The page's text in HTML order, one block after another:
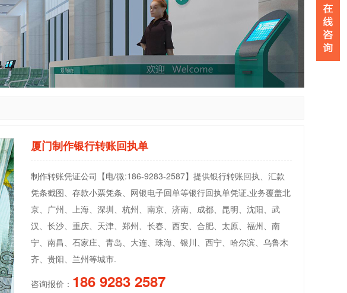
厦门制作银行转账回执单
制作转账凭证公司【电/微:186-9283-2587】提供银行转账回执、汇款
凭条截图、存款小票凭条、网银电子回单等银行回执单凭证,业务覆盖北
京、广州、上海、深圳、杭州、南京、济南、成都、昆明、沈阳、武
汉、长沙、重庆、天津、郑州、长春、西安、合肥、太原、福州、南
宁、南昌、石家庄、青岛、大连、珠海、银川、西宁、哈尔滨、乌鲁木
齐、贵阳、兰州等城市.
咨询报价： 186 9283 2587